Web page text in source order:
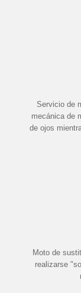
Servicio de
mecánica de
de ojos
Moto de
realizarse